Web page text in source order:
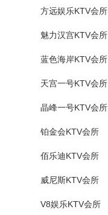
方远娱乐KTV会所
魅力汉宫KTV会所
蓝色海岸KTV会所
天宫一号KTV会所
晶峰一号KTV会所
铂金会KTV会所
佰乐迪KTV会所
威尼斯KTV会所
V8娱乐KTV会所